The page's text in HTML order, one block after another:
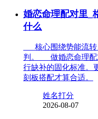
婚恋命理配对里_
什么
核心围绕势能流转
判。 做婚恋命理配
行缺补的固化标准。
刻板搭配才算合适。
姓名打分
2026-08-07